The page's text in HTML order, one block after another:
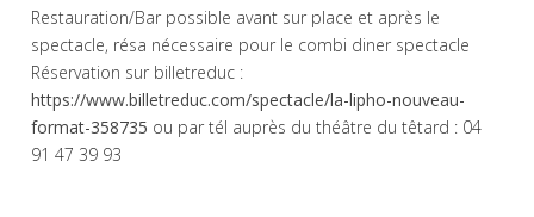
Restauration/Bar possible avant sur place et après le
spectacle, résa nécessaire pour le combi diner spectacle
Réservation sur billetreduc :
https://www.billetreduc.com/spectacle/la-lipho-nouveau-
format-358735 ou par tél auprès du théâtre du têtard : 04
91 47 39 93